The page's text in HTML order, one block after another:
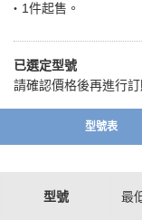
・1件起售。
已選定型號
請確認價格後再進行
型號表
型號 最